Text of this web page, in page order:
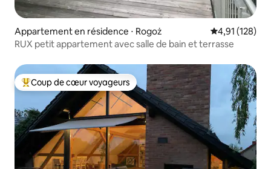
Appartement en résidence ⋅ Rogoż Évaluation
4,91 (128)
RUX petit appartement avec salle de bain et terrasse
Coups de cœur voyageurs les plus appréciés
Coup de cœur voyageurs